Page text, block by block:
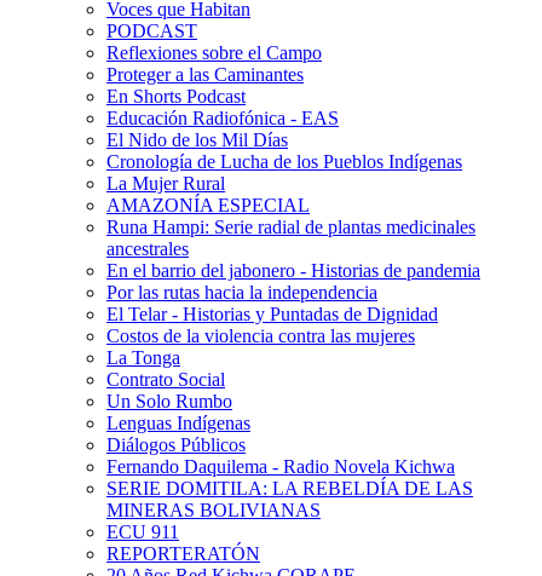
Voces que Habitan
PODCAST
Reflexiones sobre el Campo
Proteger a las Caminantes
En Shorts Podcast
Educación Radiofónica - EAS
El Nido de los Mil Días
Cronología de Lucha de los Pueblos Indígenas
La Mujer Rural
AMAZONÍA ESPECIAL
Runa Hampi: Serie radial de plantas medicinales
ancestrales
En el barrio del jabonero - Historias de pandemia
Por las rutas hacia la independencia
El Telar - Historias y Puntadas de Dignidad
Costos de la violencia contra las mujeres
La Tonga
Contrato Social
Un Solo Rumbo
Lenguas Indígenas
Diálogos Públicos
Fernando Daquilema - Radio Novela Kichwa
SERIE DOMITILA: LA REBELDÍA DE LAS
MINERAS BOLIVIANAS
ECU 911
REPORTERATÓN